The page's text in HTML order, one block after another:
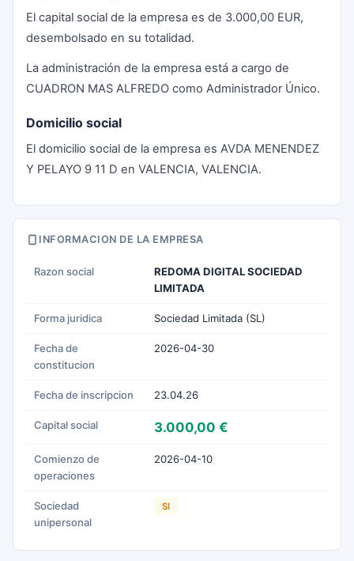
El capital social de la empresa es de 3.000,00 EUR,
desembolsado en su totalidad.
La administración de la empresa está a cargo de
CUADRON MAS ALFREDO como Administrador Único.
Domicilio social
El domicilio social de la empresa es AVDA MENENDEZ
Y PELAYO 9 11 D en VALENCIA, VALENCIA.
INFORMACION DE LA EMPRESA
Razon social
REDOMA DIGITAL SOCIEDAD
LIMITADA
Forma juridica Sociedad Limitada (SL)
Fecha de
constitucion
2026-04-30
Fecha de inscripcion 23.04.26
Capital social 3.000,00 €
Comienzo de
operaciones
2026-04-10
Sociedad
unipersonal
SI